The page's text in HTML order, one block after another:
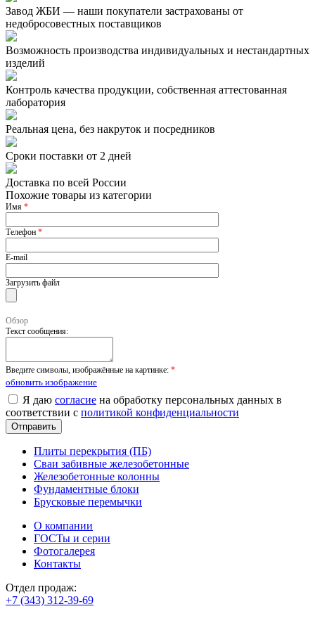
Завод ЖБИ — наши покупатели застрахованы от
недобросовестных поставщиков
Возможность производства индивидуальных и нестандартных
изделий
Контроль качества продукции, собственная аттестованная
лаборатория
Реальная цена, без накруток и посредников
Сроки поставки от 2 дней
Доставка по всей России
Похожие товары из категории
Имя *
Телефон *
E-mail
Загрузить файл
Обзор
Текст сообщения:
Введите символы, изображённые на картинке: *
обновить изображение
Я даю согласие на обработку персональных данных в
соответствии с политикой конфиденциальности
Плиты перекрытия (ПБ)
Сваи забивные железобетонные
Железобетонные колонны
Фундаментные блоки
Брусковые перемычки
О компании
ГОСТы и серии
Фотогалерея
Контакты
Отдел продаж:
+7 (343) 312-39-69